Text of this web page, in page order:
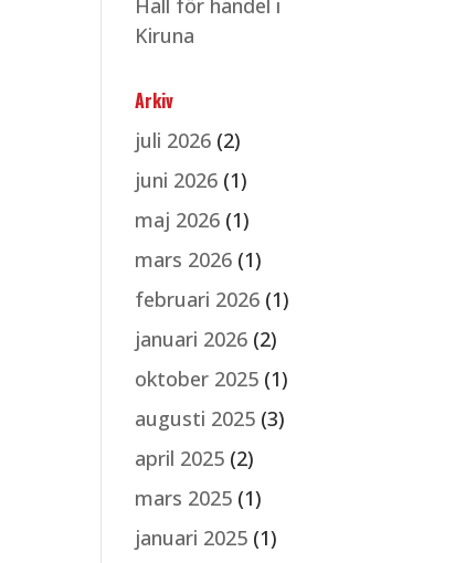
Hall för handel i
Kiruna
Arkiv
juli 2026 (2)
juni 2026 (1)
maj 2026 (1)
mars 2026 (1)
februari 2026 (1)
januari 2026 (2)
oktober 2025 (1)
augusti 2025 (3)
april 2025 (2)
mars 2025 (1)
januari 2025 (1)